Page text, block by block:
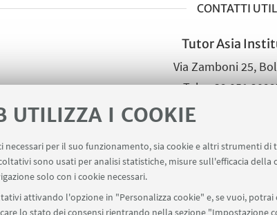
UTILIZZA I COOKIE
necessari per il suo funzionamento, sia cookie e altri strumenti
sono usati per analisi statistiche, misure sull'efficacia
solo con i cookie necessari.
attivando l'opzione in "Personalizza cookie" e, se vuoi,
lo stato dei consensi rientrando nella sezione "Impostazione
CONTATTI
Tutor Asia
Via Zamboni 25,
+39 051